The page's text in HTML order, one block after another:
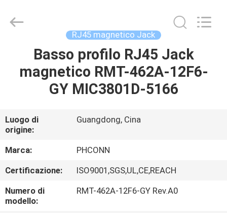
CASA
PRODOTTI
CIRCA
NOI
GIRO
DELLA
FABBRICA
Electronics
RJ45 magnetico Jack
Basso profilo RJ45 Jack
magnetico RMT-462A-12F6-
GY MIC3801D-5166
Luogo di
origine:
Guangdong, Cina
Marca:
PHCONN
Certificazione:
ISO9001,SGS,UL,CE,REACH
Numero di
modello:
RMT-462A-12F6-GY Rev.A0